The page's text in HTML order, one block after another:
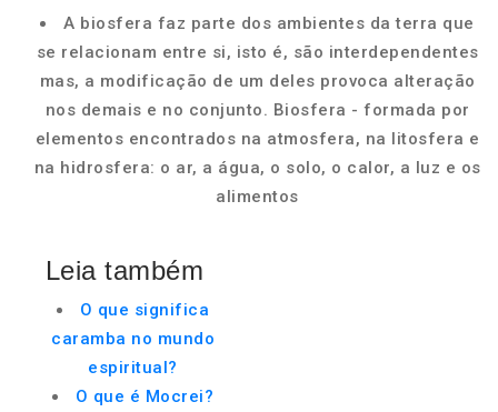
A biosfera faz parte dos ambientes da terra que
se relacionam entre si, isto é, são interdependentes
mas, a modificação de um deles provoca alteração
nos demais e no conjunto. Biosfera - formada por
elementos encontrados na atmosfera, na litosfera e
na hidrosfera: o ar, a água, o solo, o calor, a luz e os
alimentos
Leia também
O que significa
caramba no mundo
espiritual?
O que é Mocrei?